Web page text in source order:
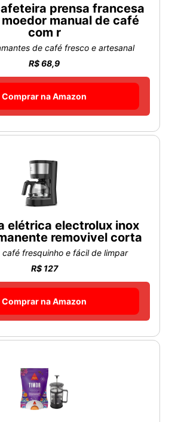
prensa francesa
manual de café
com r
de café fresco e artesanal
R$ 68,9
Comprar na Amazon
elétrica electrolux inox
removivel corta
café fresquinho e fácil de limpar
R$ 127
Comprar na Amazon